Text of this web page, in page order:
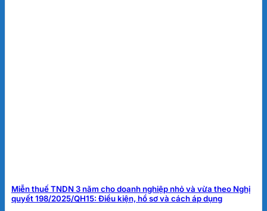
Miễn thuế TNDN 3 năm cho doanh nghiệp nhỏ và vừa theo Nghị
quyết 198/2025/QH15: Điều kiện, hồ sơ và cách áp dụng